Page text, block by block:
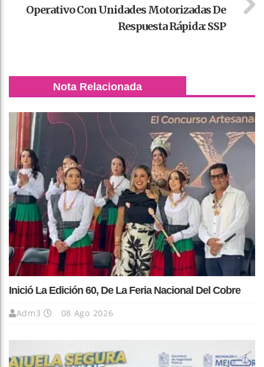
Operativo Con Unidades Motorizadas De
Respuesta Rápida: SSP
Nota Relacionada
Inició La Edición 60, De La Feria Nacional Del Cobre
Adm3 08 Ago 2026